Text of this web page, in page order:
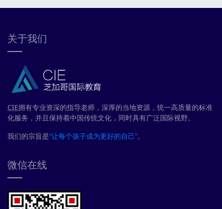
关于我们
CIE拥有专业资深的指导老师，深厚的当地资源，统一高质量的标准
化服务，并且保持着中国传统文化，同时具有广泛国际视野。
我们的宗旨是“让每个孩子成为更好的自己”。
微信在线